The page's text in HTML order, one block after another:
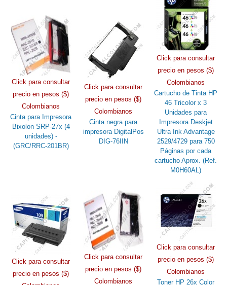
Click para consultar
precio en pesos ($)
Colombianos
Cinta para Impresora
Bixolon SRP-27x (4
unidades) -
(GRC/RRC-201BR)
Click para consultar
precio en pesos ($)
Colombianos
Cinta negra para
impresora DigitalPos
DIG-76IIN
Click para consultar
precio en pesos ($)
Colombianos
Cartucho de Tinta HP
46 Tricolor x 3
Unidades para
Impresora Deskjet
Ultra Ink Advantage
2529/4729 para 750
Páginas por cada
cartucho Aprox. (Ref.
M0H60AL)
Click para consultar
precio en pesos ($)
Click para consultar
precio en pesos ($)
Colombianos
Click para consultar
precio en pesos ($)
Colombianos
Toner HP 26x Color